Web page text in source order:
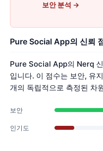
보안 분석 →
Pure Social App의 신뢰
Pure Social App의 Nerq
입니다. 이 점수는 보안, 유
개의 독립적으로 측정된 차
보안
인기도